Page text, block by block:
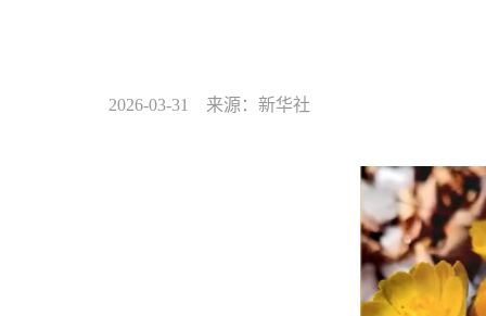
2026-03-31 来源：新华社